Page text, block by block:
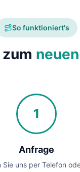
So funktioniert's
1
Anfrage
Sie uns per Telefon